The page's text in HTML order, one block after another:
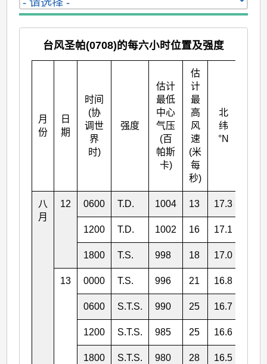
台风圣帕(0708)的每六小时位置及强度
月
份
日
期
时间
(协
调世
界
时)
强度
估计
最低
中心
气压
(百
帕斯
卡)
估
计
最
高
风
速
(米
每
秒)
北
纬
°N
八
月
12 0600 T.D. 1004 13 17.3
1200 T.D. 1002 16 17.1
1800 T.S. 998 18 17.0
13 0000 T.S. 996 21 16.8
0600 S.T.S. 990 25 16.7
1200 S.T.S. 985 25 16.6
1800 S.T.S. 980 28 16.5